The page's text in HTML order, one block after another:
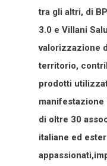
tra gli altri, di
3.0 e Villani
valorizzazione
territorio,
prodotti
manifestazione
di oltre 30
italiane ed